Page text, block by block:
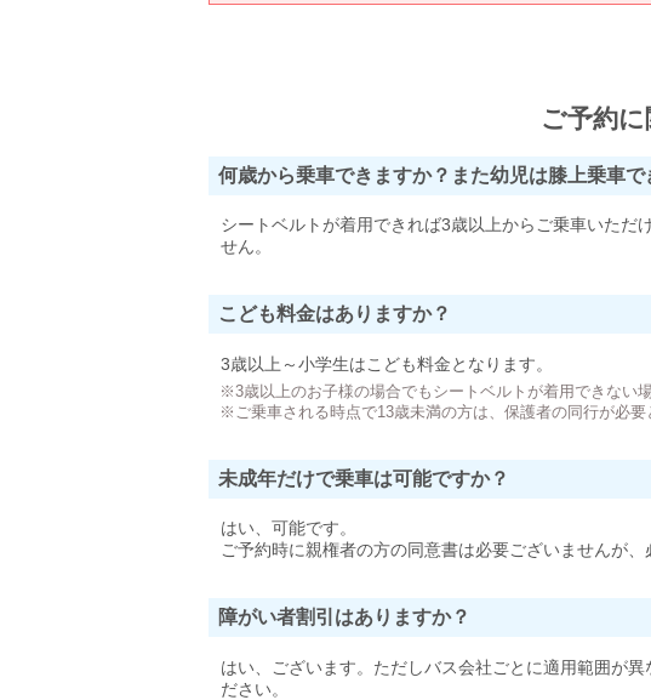
ご予約
何歳から乗車できますか？また幼児は膝上乗車で
シートベルトが着用できれば3歳以上からご乗車いた
せん。
こども料金はありますか？
3歳以上～小学生はこども料金となります。
※3歳以上のお子様の場合でもシートベルトが着用できない
※ご乗車される時点で13歳未満の方は、保護者の同行が必要
未成年だけで乗車は可能ですか？
はい、可能です。
ご予約時に親権者の方の同意書は必要ございませんが
障がい者割引はありますか？
はい、ございます。ただしバス会社ごとに適用範囲が異
ださい。